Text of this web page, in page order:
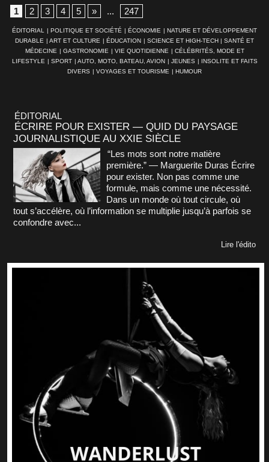
1
2 3 4 5 » ... 247
ÉDITORIAL | POLITIQUE ET SOCIÉTÉ | ÉCONOMIE | NATURE ET DÉVELOPPEMENT
DURABLE | ART ET CULTURE | ÉDUCATION | SCIENCE ET HIGH-TECH | SANTÉ ET
MÉDECINE | GASTRONOMIE | VIE QUOTIDIENNE | CÉLÉBRITÉS, MODE ET
LIFESTYLE | SPORT | AUTO, MOTO, BATEAU, AVION | JEUNES | INSOLITE ET FAITS
DIVERS | VOYAGES ET TOURISME | HUMOUR
ÉDITORIAL
ÉCRIRE POUR EXISTER — QUID DU PAYSAGE
JOURNALISTIQUE AU XXIE SIÈCLE
“Les mots sont notre matière
première.” — Marguerite Duras Écrire
pour exister. Non pas comme une
formule, mais comme une nécessité.
Dans un monde où tout circule, où
tout s’accélère, où l’information se multiplie jusqu’à parfois se
confondre avec...
Lire l'édito